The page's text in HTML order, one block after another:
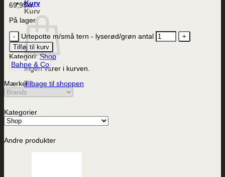
Kurv
Ingen varer i kurven.
Tilbage til shoppen
69,95kr.
På lager
Urtepotte m/små tern - lyserød/grøn antal
Tilføj til kurv
Kategori:Shop
Bahne & Co
Mærker
Kategorier
Andre produkter